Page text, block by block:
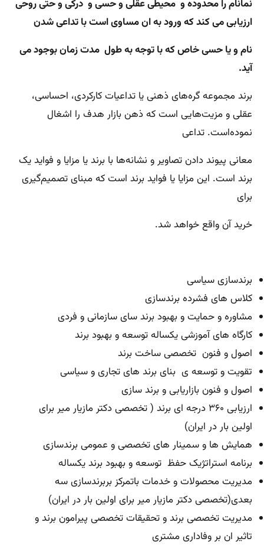
نمانام را محدوده و محیطی عقلی و حسی و درکی و حتی روحی
ارزیابی می کند که ورود به ان مساوی است با تداعی شدن
نام و یا حسی خاص که با توجه به طول مدت زمان بوجود می
آید.
برند مجموعه گره‌های ذهنی یا تداعیات کارکردی، احساسی،
عقلی و مزیت‌هایی است که ذهن بازار هدف را اشغال
نموده‌است. تداعی
معانی پیوند دادن تصاویر و نشانه‌ها با برند یا مزایا و فواید یک
برند است. این مزایا یا فواید برند است که مبنای تصمیم‌گیری
برای
خرید آن واقع خواهد شد.
برندسازی سیاسی
کلاس های فشرده برندسازی
مشاوره و حمایت و بهبود برند سای سازمانی و فردی
کارگاه های آموزشی یکساله توسعه و بهبود برند
اصول و فنون تخصصی ساخت برند
تقویت و توسعه ی بنای برند های تجاری و سیاسی
اصول و فنون بازاریابی و برند سازی
ارزیابی ۳۶۰ درجه ای برند ( تخصصی دکتر مازیار میر برای
اولین بار در ایران)
همایش ها و سمینار های تخصصی و عمومی برندسازی
برنامه استراتژیک حفظ توسعه و بهبود برند یکساله
مدیریت محصولات و خدمات باتمرکز بربرندسازی سه
بعدی(تخصصی دکتر مازیار میر برای اولین بار در ایران)
مدیریت تخصصی برند و تحقیقات تخصصی پیرامون برند و
تاثیر ان بر وفاداری مشتری